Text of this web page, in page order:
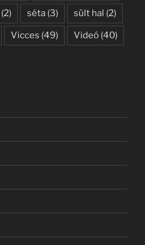
(2) séta (3) sült hal (2)
Vicces (49) Videó (40)